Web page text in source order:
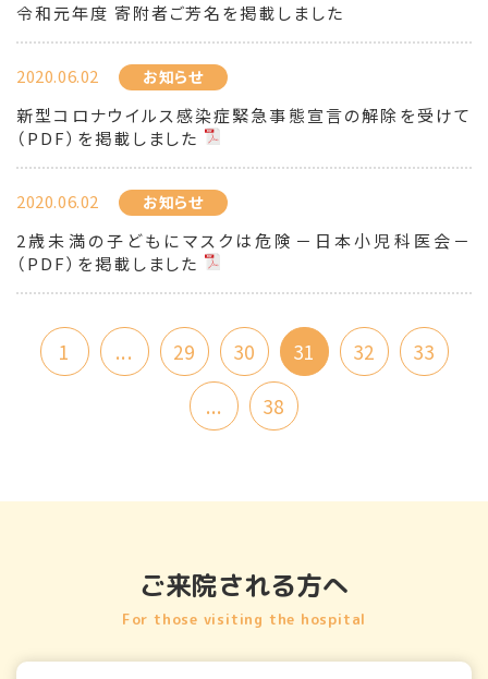
令和元年度 寄附者ご芳名を掲載しました
2020.06.02 お知らせ
新型コロナウイルス感染症緊急事態宣言の解除を受けて
（PDF）を掲載しました
2020.06.02 お知らせ
2歳未満の子どもにマスクは危険－日本小児科医会－
（PDF）を掲載しました
1 ... 29 30 31 32
33
...
38
ご来院される方へ
For those visiting the hospital